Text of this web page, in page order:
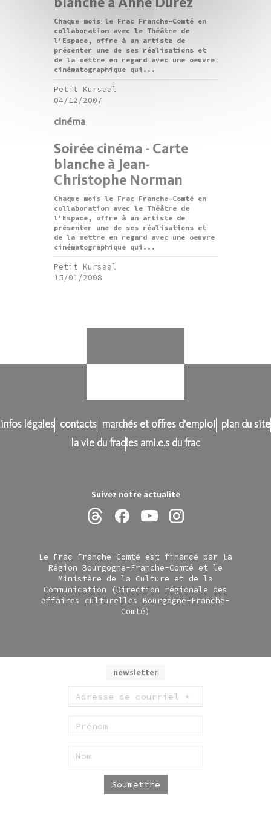
Suivez notre actualité
newsletter
Soumettre
Chaque mois le Frac Franche-Comté en
collaboration avec le Théâtre de
l'Espace, offre à un artiste de
présenter une de ses réalisations et
de la mettre en regard avec une oeuvre
cinématographique qui...
Petit Kursaal
04/12/2007
cinéma
Soirée cinéma - Carte
blanche à Jean-
Christophe Norman
Chaque mois le Frac Franche-Comté en
collaboration avec le Théâtre de
l'Espace, offre à un artiste de
présenter une de ses réalisations et
de la mettre en regard avec une oeuvre
cinématographique qui...
Petit Kursaal
15/01/2008
infos légales contacts marchés et offres d'emploi
plan du site
la vie du frac les ami.e.s du frac
Le Frac Franche-Comté est financé par la
Région Bourgogne-Franche-Comté et le
Ministère de la Culture et de la
Communication (Direction régionale des
affaires culturelles Bourgogne-Franche-
Comté)